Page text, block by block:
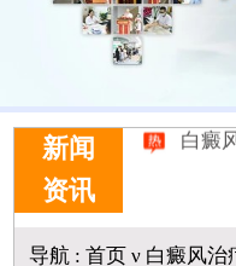
新闻
资讯
白斑摸
白癜
伍德
脸上
白癜风
导航: 首页ν 白癜风治